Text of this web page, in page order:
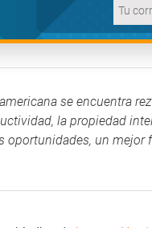
se encuentra
la propiedad
oportunidades, un mejor